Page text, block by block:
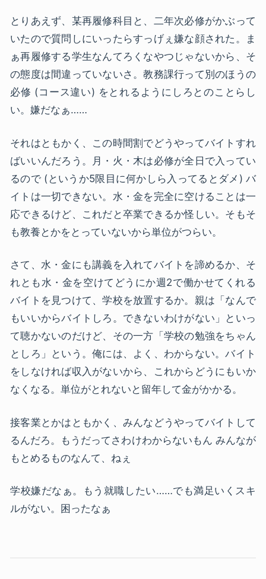
とりあえず、某再履修科目と、二年次必修がかぶって
いたので質問しにいったらすっげぇ嫌な顔された。ま
ぁ再履修する学生なんてろくなやつじゃないから、そ
の態度は間違っていないさ。教務課行って別のほうの
必修 (コース違い) をとれるようにしろとのことらし
い。嫌だなぁ……
それはともかく、この時間割でどうやってバイトすれ
ばいいんだろう。月・火・木は必修が全日で入ってい
るので (というか5限目に何かしら入ってるとダメ) バ
イトは一切できない。水・金を完全に空けることは一
応できるけど、これだと卒業できるか怪しい。そもそ
も教養とかをとっていないから単位がつらい。
さて、水・金にも講義を入れてバイトを諦めるか、そ
れとも水・金を空けてどうにか週2で働かせてくれる
バイトを見つけて、学校を放置するか。親は「なんで
もいいからバイトしろ。できないわけがない」といっ
て聴かないのだけど、その一方「学校の勉強をちゃん
としろ」という。俺には、よく、わからない。バイト
をしなければ収入がないから、これからどうにもいか
なくなる。単位がとれないと留年して金がかかる。
接客業とかはともかく、みんなどうやってバイトして
るんだろ。もうだってさわけわからないもん みんなが
もとめるものなんて、ねぇ
学校嫌だなぁ。もう就職したい……でも満足いくスキ
ルがない。困ったなぁ